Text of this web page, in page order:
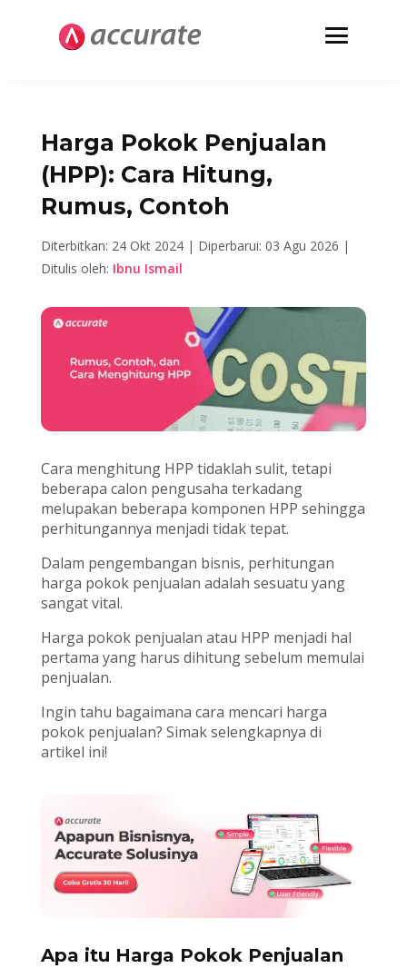
Harga Pokok Penjualan
(HPP): Cara Hitung,
Rumus, Contoh
Diterbitkan: 24 Okt 2024 | Diperbarui: 03 Agu 2026 |
Ditulis oleh: Ibnu Ismail
Cara menghitung HPP tidaklah sulit, tetapi
beberapa calon pengusaha terkadang
melupakan beberapa komponen HPP sehingga
perhitungannya menjadi tidak tepat.
Dalam pengembangan bisnis, perhitungan
harga pokok penjualan adalah sesuatu yang
sangat vital.
Harga pokok penjualan atau HPP menjadi hal
pertama yang harus dihitung sebelum memulai
penjualan.
Ingin tahu bagaimana cara mencari harga
pokok penjualan? Simak selengkapnya di
artikel ini!
Apa itu Harga Pokok Penjualan